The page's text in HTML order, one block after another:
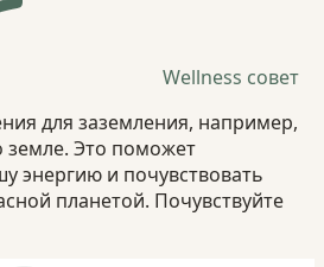
Wellness совет
для заземления, например,
земле. Это поможет
энергию и почувствовать
планетой. Почувствуйте